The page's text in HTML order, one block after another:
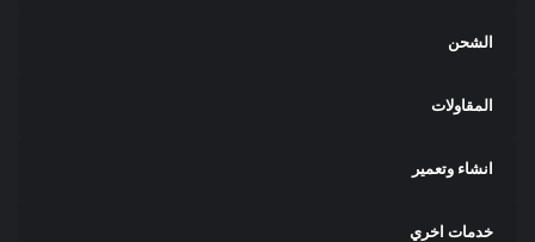
الشحن
المقاولات
انشاء وتعمير
خدمات اخري